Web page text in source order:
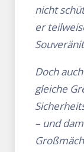
nicht
er
Doch
gleiche
– und